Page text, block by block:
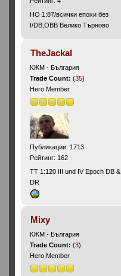
HO 1:87/всички епохи без
I/DB,OBB Велико Търново
TheJackal
КЖМ - България
Trade Count:(35)
Hero Member
Публикации: 1713
Рейтинг: 162
ТТ 1:120 III und IV Epoch DB &
DR
Mixy
КЖМ - България
Trade Count:(3)
Hero Member